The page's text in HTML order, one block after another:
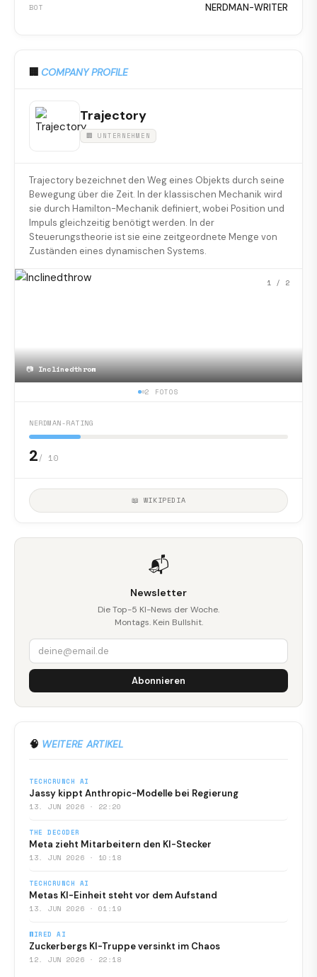
BOT NERDMAN-WRITER
🏢 COMPANY PROFILE
Trajectory
🏢 UNTERNEHMEN
Trajectory bezeichnet den Weg eines Objekts durch seine
Bewegung über die Zeit. In der klassischen Mechanik wird
sie durch Hamilton-Mechanik definiert, wobei Position und
Impuls gleichzeitig benötigt werden. In der
Steuerungstheorie ist sie eine zeitgeordnete Menge von
Zuständen eines dynamischen Systems.
📷Inclinedthrow
1 / 2
2 FOTOS
NERDMAN-RATING
2/ 10
📖 WIKIPEDIA
📬
Newsletter
Die Top-5 KI-News der Woche.
Montags. Kein Bullshit.
Abonnieren
🧠 WEITERE ARTIKEL
TECHCRUNCH AI
Jassy kippt Anthropic-Modelle bei Regierung
13. JUN 2026 · 22:20
THE DECODER
Meta zieht Mitarbeitern den KI-Stecker
13. JUN 2026 · 10:18
TECHCRUNCH AI
Metas KI-Einheit steht vor dem Aufstand
13. JUN 2026 · 01:19
WIRED AI
Zuckerbergs KI-Truppe versinkt im Chaos
12. JUN 2026 · 22:18